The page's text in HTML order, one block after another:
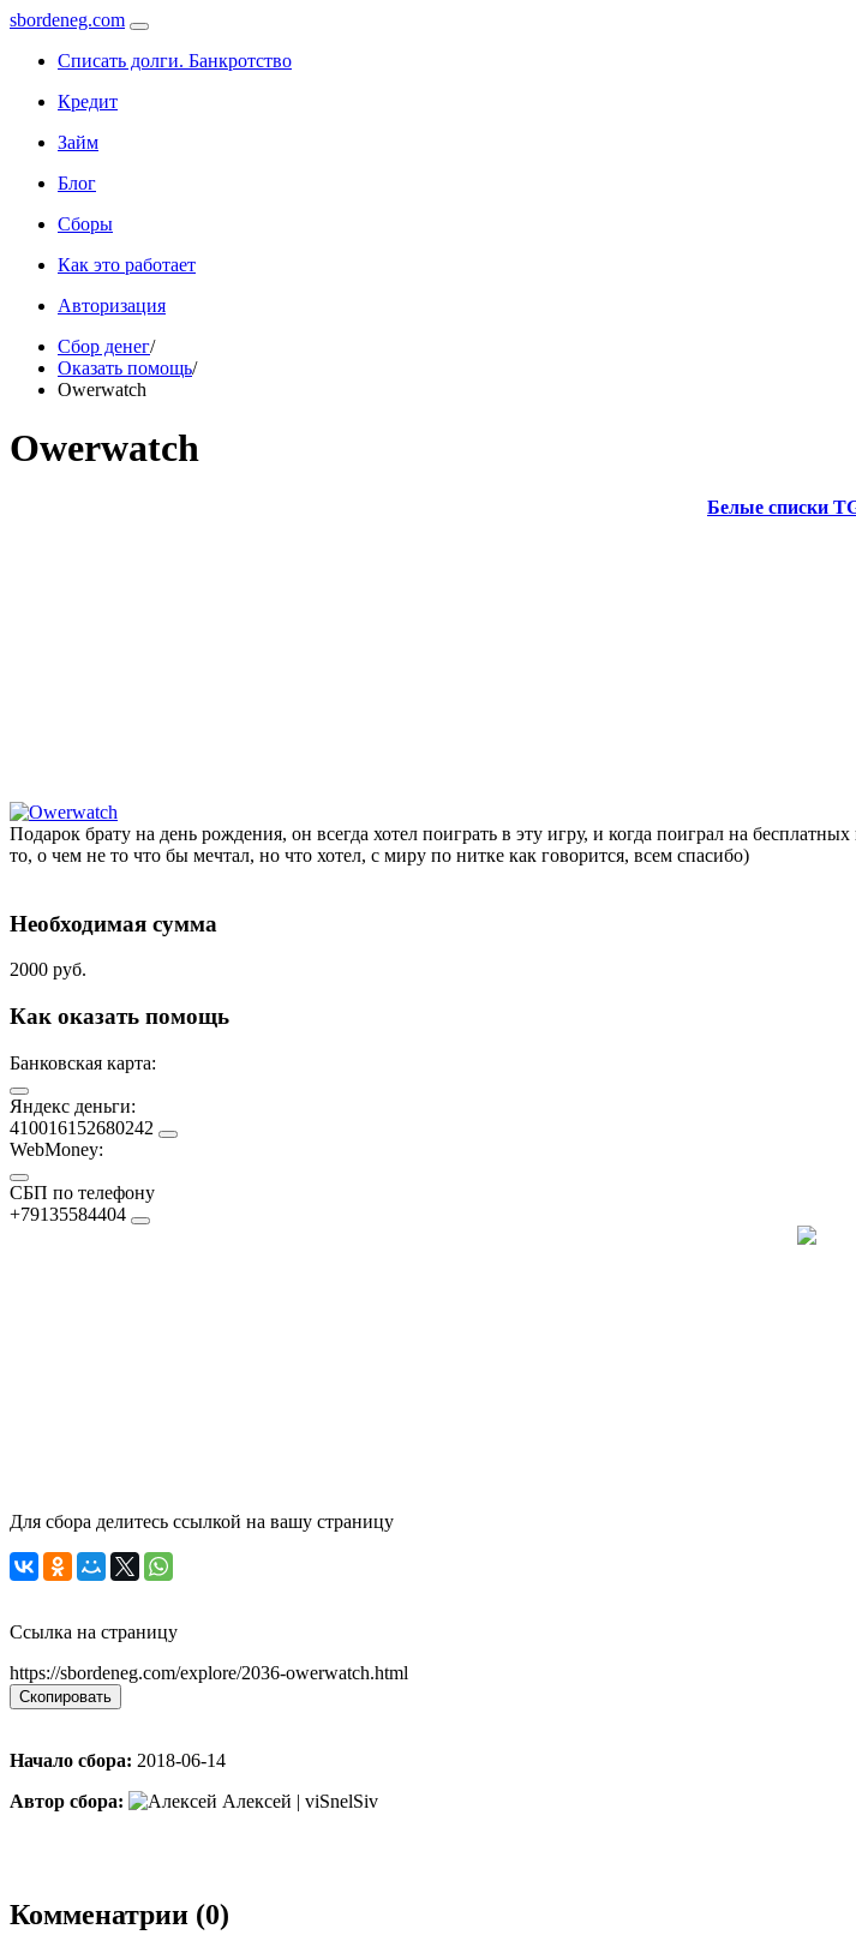
sbordeneg.com
Списать долги. Банкротство
Кредит
Займ
Блог
Сборы
Как это работает
Авторизация
Сбор денег/
Оказать помощь/
Owerwatch
Owerwatch
Белые списки
Подарок брату на день рождения, он всегда хотел поиграть в эту игру, и когда поиграл на
то, о чем не то что бы мечтал, но что хотел, с миру по нитке как говорится, всем спасибо)
Необходимая сумма
2000 руб.
Как оказать помощь
Банковская карта:
Яндекс деньги:
410016152680242
WebMoney:
СБП по телефону
+79135584404
Для сбора делитесь ссылкой на вашу страницу
Ссылка на страницу
https://sbordeneg.com/explore/2036-owerwatch.html
Скопировать
Начало сбора: 2018-06-14
Автор сбора:
Алексей | viSnelSiv
Комменатрии (0)